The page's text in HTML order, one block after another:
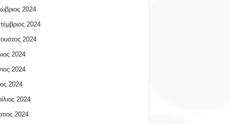
2024
2024
2024
2024
2024
2024
2024
2024